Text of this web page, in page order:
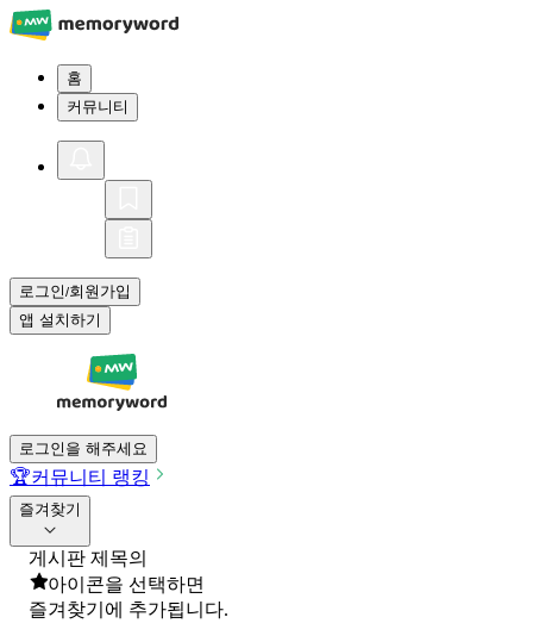
홈
커뮤니티
로그인/회원가입
앱 설치하기
로그인을 해주세요
🏆커뮤니티 랭킹
즐겨찾기
게시판 제목의
아이콘을 선택하면
즐겨찾기에 추가됩니다.